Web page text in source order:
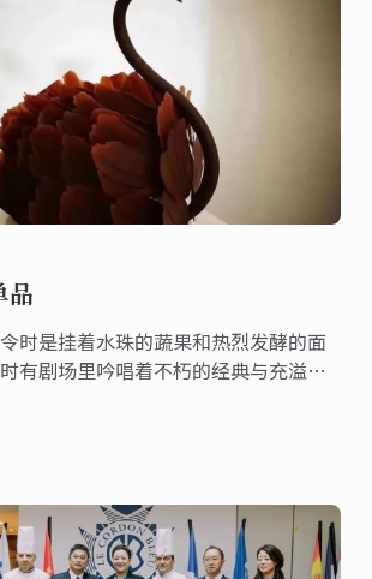
品
时是挂着水珠的蔬果和热烈发酵的面
有剧场里吟唱着不朽的经典与充溢时
物的美味单品。